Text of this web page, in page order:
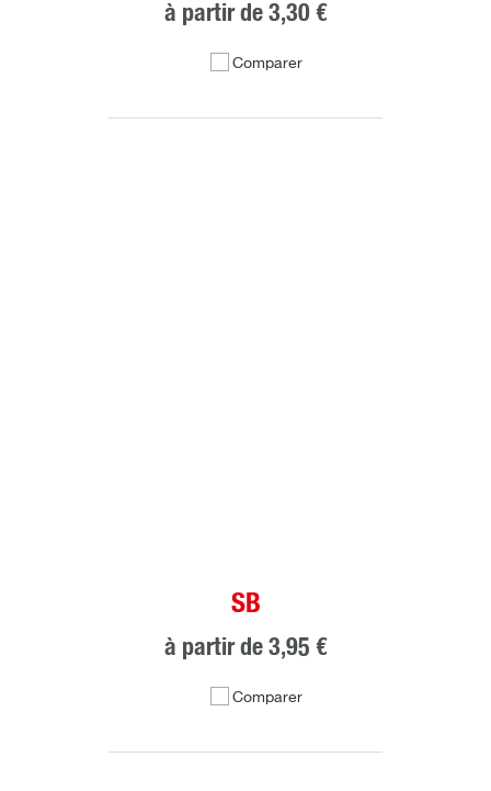
à partir de 3,30 €
Comparer
SB
à partir de 3,95 €
Comparer